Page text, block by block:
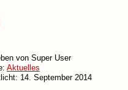
von Super User
Aktuelles
14. September 2014